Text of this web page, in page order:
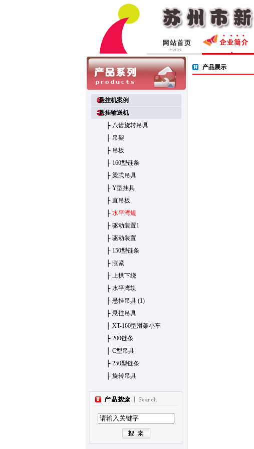
悬挂机案例
悬挂输送机
├ 八齿旋转吊具
├ 吊架
├ 吊板
├ 160型链条
├ 梁式吊具
├ Y型挂具
├ 直吊板
├ 水平湾规
├ 驱动装置1
├ 驱动装置
├ 150型链条
├ 涨紧
├ 上拱下绕
├ 水平湾轨
├ 悬挂吊具 (1)
├ 悬挂吊具
├ XT-160型滑架小车
├ 200链条
├ C型吊具
├ 250型链条
├ 旋转吊具
产品展示